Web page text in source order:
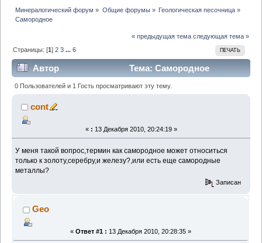
Минералогический форум » Общие форумы» Геологическая песочница»
Самородное
« предыдущая тема следующая тема »
ПЕЧАТЬ
Страницы: [1]2 3 ...6
Автор
Тема: Самородное
(Прочитано 28173 раз)
0 Пользователей и 1 Гость просматривают эту тему.
cont
« : 13 Декабря 2010, 20:24:19 »
У меня такой вопрос,термин как самородное может относиться
только к золоту,серебру,и железу?,или есть еще самородные
металлы?
Записан
Geo
« Ответ #1 : 13 Декабря 2010, 20:28:35 »